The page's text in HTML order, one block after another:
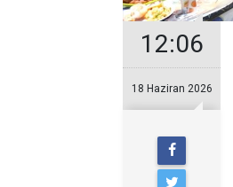
12:06
18 Haziran 2026